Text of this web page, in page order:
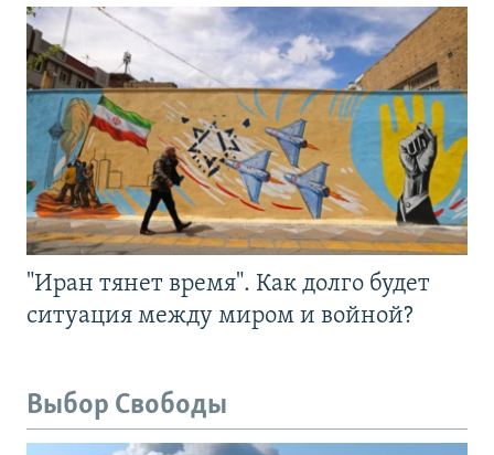
"Иран тянет время". Как долго будет
ситуация между миром и войной?
Выбор Свободы